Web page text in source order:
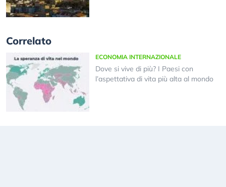
Correlato
ECONOMIA INTERNAZIONALE
Dove si vive di più? I Paesi con
l’aspettativa di vita più alta al mondo